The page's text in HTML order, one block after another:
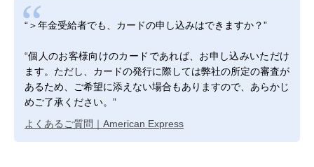
“＞年金受給者でも、カードの申し込みはできますか？”
“個人のお客様向けのカードであれば、お申し込みいただけ
ます。ただし、カードの発行に際しては弊社の所定の審査が
あるため、ご希望に添えない場合もありますので、あらかじ
めご了承ください。”
よくあるご質問｜American Express